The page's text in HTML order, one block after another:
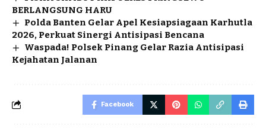
BERLANGSUNG HARU
Polda Banten Gelar Apel Kesiapsiagaan Karhutla
2026, Perkuat Sinergi Antisipasi Bencana
Waspada! Polsek Pinang Gelar Razia Antisipasi
Kejahatan Jalanan
Facebook